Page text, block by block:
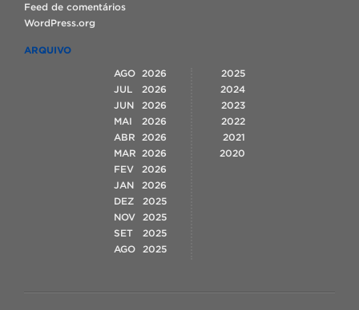
Feed de comentários
WordPress.org
ARQUIVO
AGO
2026
JUL
2026
JUN
2026
MAI
2026
ABR
2026
MAR
2026
FEV
2026
JAN
2026
DEZ
2025
NOV
2025
SET
2025
AGO
2025
2025
2024
2023
2022
2021
2020